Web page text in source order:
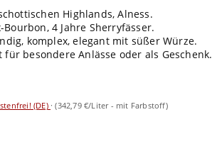
Highlands, Alness.
Bourbon, 4 Jahre Sherryfässer.
komplex, elegant mit süßer Würze.
für besondere Anlässe oder als Geschenk.
(DE) ·(342,79 €/Liter - mit Farbstoff)